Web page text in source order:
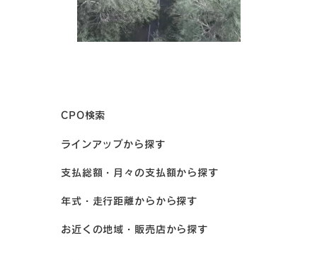
CPO検索
ラインアップから探す
支払総額・月々の支払額から探す
年式・走行距離からから探す
お近くの地域・販売店から探す